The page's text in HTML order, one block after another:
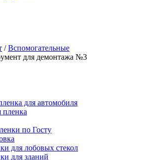
/Вспомогательные
для демонтажа №3
для автомобиля
пленка
по Госту
для лобовых стекол
для зданий